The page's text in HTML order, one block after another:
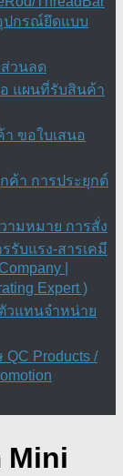
ปกรณ์ยึดแบบ
ส่วนลด
แผนที่รับสินค้า
า ขอใบเสนอ
ค้า การประยุกต์
ามหมาย การสั่ง
รับแรง-สารเคมี
|
Expert )
วแทนจำหน่าย
Products /
Mini